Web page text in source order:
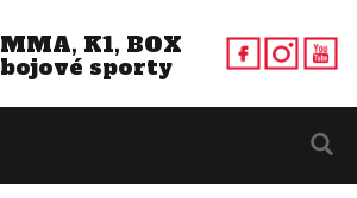
MMA, K1, BOX
bojové sporty